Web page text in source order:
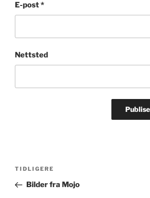
E-post*
Nettsted
Innleggsnavigasjon
Forrige
innlegg
TIDLIGERE
Bilder fra Mojo